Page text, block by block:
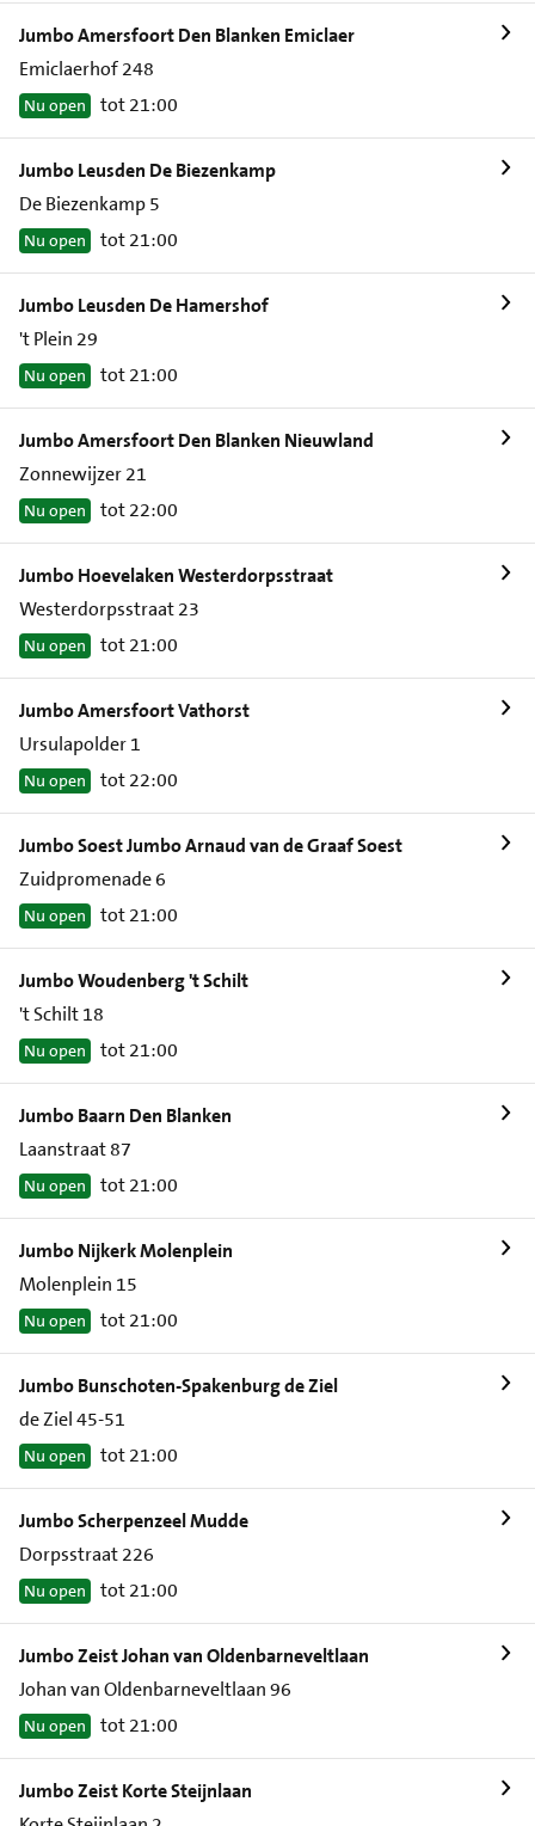
Jumbo Amersfoort Den Blanken Emiclaer
Emiclaerhof 248
Nu open tot 21:00
Jumbo Leusden De Biezenkamp
De Biezenkamp 5
Nu open tot 21:00
Jumbo Leusden De Hamershof
't Plein 29
Nu open tot 21:00
Jumbo Amersfoort Den Blanken Nieuwland
Zonnewijzer 21
Nu open tot 22:00
Jumbo Hoevelaken Westerdorpsstraat
Westerdorpsstraat 23
Nu open tot 21:00
Jumbo Amersfoort Vathorst
Ursulapolder 1
Nu open tot 22:00
Jumbo Soest Jumbo Arnaud van de Graaf Soest
Zuidpromenade 6
Nu open tot 21:00
Jumbo Woudenberg 't Schilt
't Schilt 18
Nu open tot 21:00
Jumbo Baarn Den Blanken
Laanstraat 87
Nu open tot 21:00
Jumbo Nijkerk Molenplein
Molenplein 15
Nu open tot 21:00
Jumbo Bunschoten-Spakenburg de Ziel
de Ziel 45-51
Nu open tot 21:00
Jumbo Scherpenzeel Mudde
Dorpsstraat 226
Nu open tot 21:00
Jumbo Zeist Johan van Oldenbarneveltlaan
Johan van Oldenbarneveltlaan 96
Nu open tot 21:00
Jumbo Zeist Korte Steijnlaan